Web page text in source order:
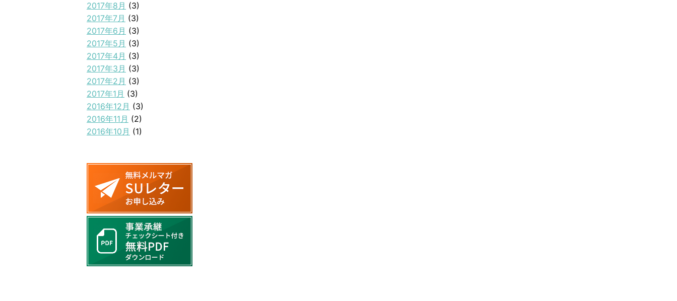
2017年8月 (3)
2017年7月 (3)
2017年6月 (3)
2017年5月 (3)
2017年4月 (3)
2017年3月 (3)
2017年2月 (3)
2017年1月 (3)
2016年12月 (3)
2016年11月 (2)
2016年10月 (1)